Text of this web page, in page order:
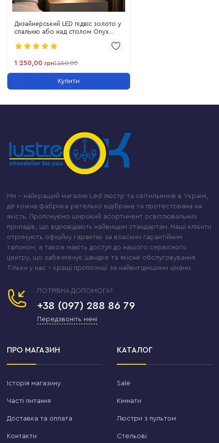
Дизайнерський LED підвіс золото у
спальню або над столом Onyx
1 250,00 грн1 550,00
Купити
Ми – найкращий магазин Led люстр та світильників в Україні,
де кожна фабрика ретельно відібрана та протестована на
якість. Пропонуємо широкий асортимент освітлювальних
приладів, що відповідають найвищим стандартам. Наші клієнти
отримують офіційну гарантію за власним гарантійним
талоном, а також мають доступ до нашого сервісного
центру, що забезпечує швидке та якісне обслуговування.
Тільки у нас – кращі пропозиції за найвигіднішими цінами.
ПОТРІБНА ДОПОМОГА?
+38 (097) 288 86 79
Передзвоніть мені
ПРО МАГАЗИН
Історія магазину
Часті питання
Доставка та оплата
Контакти
КАТАЛОГ
Sale
Кімнати
Люстри з пультом
Стельові